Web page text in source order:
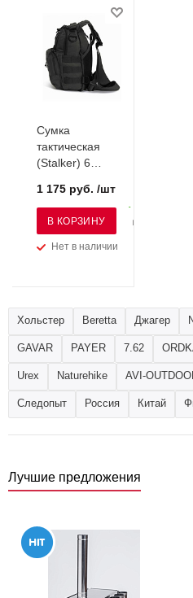
Сумка
тактическая
(Stalker) 6
Нет в наличии
1 175 руб. /шт
В КОРЗИНУ
Хольстер Beretta Джагер
GAVAR PAYER 7.62
Urex Naturehike AVI-
Следопыт Россия Китай
Лучшие предложения